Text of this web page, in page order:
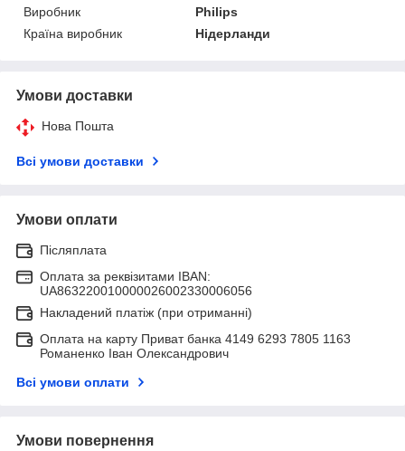
Виробник
Philips
Країна виробник
Нідерланди
Умови доставки
Нова Пошта
Всі умови доставки
Умови оплати
Післяплата
Оплата за реквізитами IBAN:
UA863220010000026002330006056
Накладений платіж (при отриманні)
Оплата на карту Приват банка 4149 6293 7805 1163
Романенко Іван Олександрович
Всі умови оплати
Умови повернення